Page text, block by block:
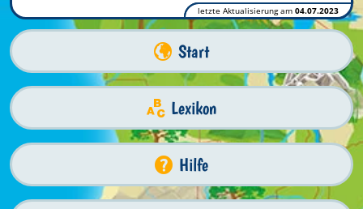
letzte Aktualisierung am 04.07.2023
Start
Lexikon
Hilfe